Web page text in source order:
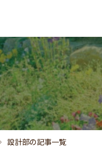
設計部の記事一覧